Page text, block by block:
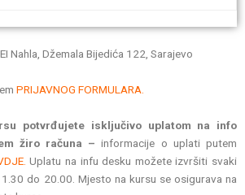
Nahla, Džemala Bijedića 122, Sarajevo
PRIJAVNOG FORMULARA.
potvrđujete isključivo uplatom na info
žiro računa – informacije o uplati putem
Uplatu na infu desku možete izvršiti svaki
do 20.00. Mjesto na kursu se osigurava na